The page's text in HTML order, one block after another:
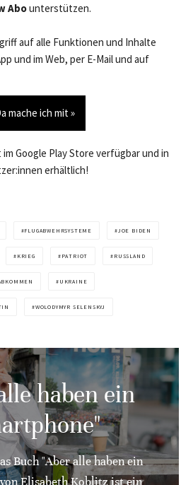
Abounterstützen.
auf alle Funktionen und Inhalte
und im Web, per E-Mail und auf
mache ich mit »
im Google Play Store verfügbar und in
erhältlich!
FLUGABWEHRSYSTEME JOE BIDEN
KRIEG PATRIOT RUSSLAND
UKRAINE
WOLODYMYR SELENSKYJ
haben ein
Buch "Aber alle haben ein
Elisabeth Koblitz ist ein